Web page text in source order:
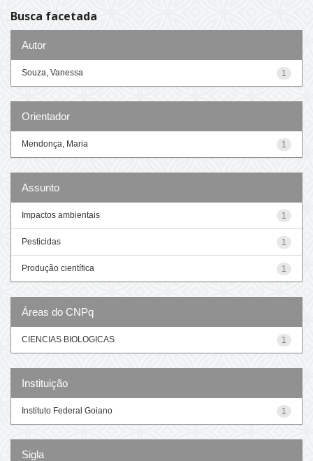
Busca facetada
Autor
1
Souza, Vanessa
Orientador
1
Mendonça, Maria
Assunto
1
Impactos ambientais
1
Pesticidas
1
Produção científica
Áreas do CNPq
1
CIENCIAS BIOLOGICAS
Instituição
1
Instituto Federal Goiano
Sigla